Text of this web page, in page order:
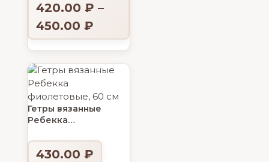
420.00 ₽ –
450.00 ₽
Гетры вязанные
Ребекка
430.00 ₽